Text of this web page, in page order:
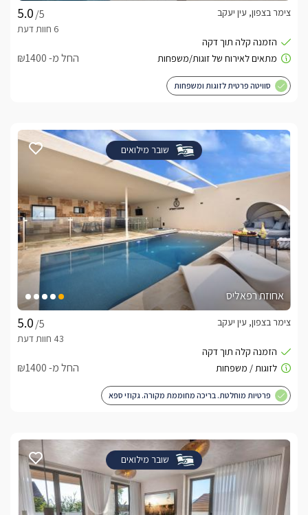
/5
צימר בצפון, עין יעקב
החל מ- ₪1400
סוויטה פרטית לזוגות ומשפחות
שובר מילואים
אחוזת רפאליס
/5
צימר בצפון, עין יעקב
החל מ- ₪1400
פרטיות מוחלטת. בריכה מחוממת מקורה. גקוזי ספא
שובר מילואים